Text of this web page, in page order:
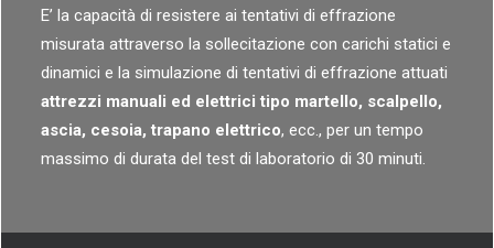
E’ la capacità di resistere ai tentativi di effrazione
misurata attraverso la sollecitazione con carichi statici e
dinamici e la simulazione di tentativi di effrazione attuati
attrezzi manuali ed elettrici tipo martello, scalpello,
ascia, cesoia, trapano elettrico, ecc., per un tempo
massimo di durata del test di laboratorio di 30 minuti.